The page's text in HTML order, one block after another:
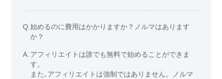
Q.始めるのに費用はかかりますか？ノルマはあります
か？
A. アフィリエイトは誰でも無料で始めることができま
す。
また､アフィリエイトは強制ではありません。ノルマ